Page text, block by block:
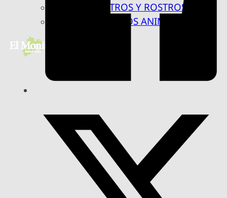
RASTROS Y ROSTROS
VÍNCULOS ANIMALES